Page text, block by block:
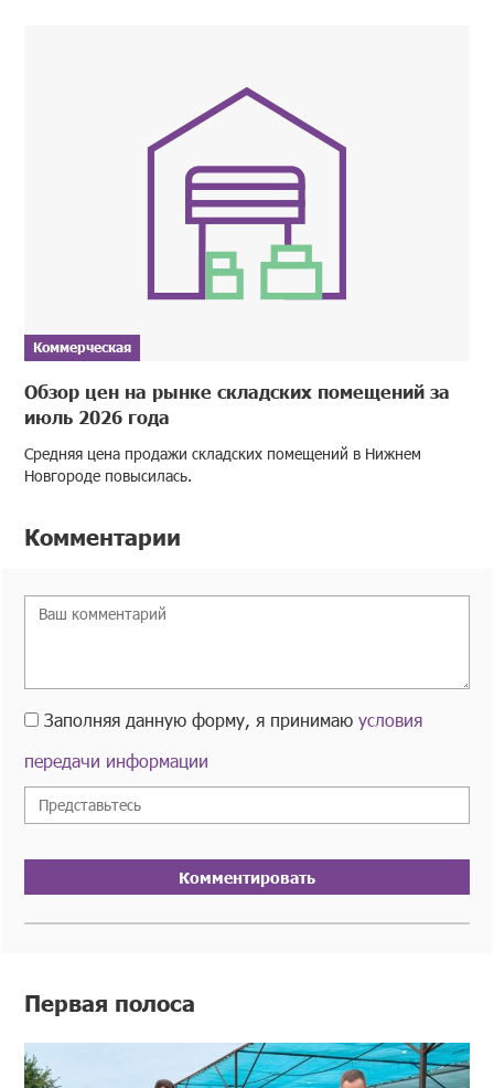
Коммерческая
Обзор цен на рынке складских помещений за
июль 2026 года
Средняя цена продажи складских помещений в Нижнем
Новгороде повысилась.
Комментарии
Заполняя данную форму, я принимаюусловия
передачи информации
Комментировать
Первая полоса